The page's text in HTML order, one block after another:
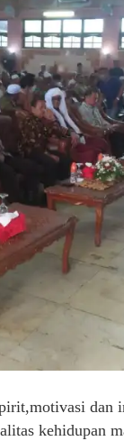
dan
kehidupan